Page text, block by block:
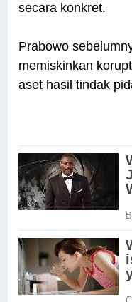
secara konkret.
Prabowo
memiskinkan
aset hasil tindak